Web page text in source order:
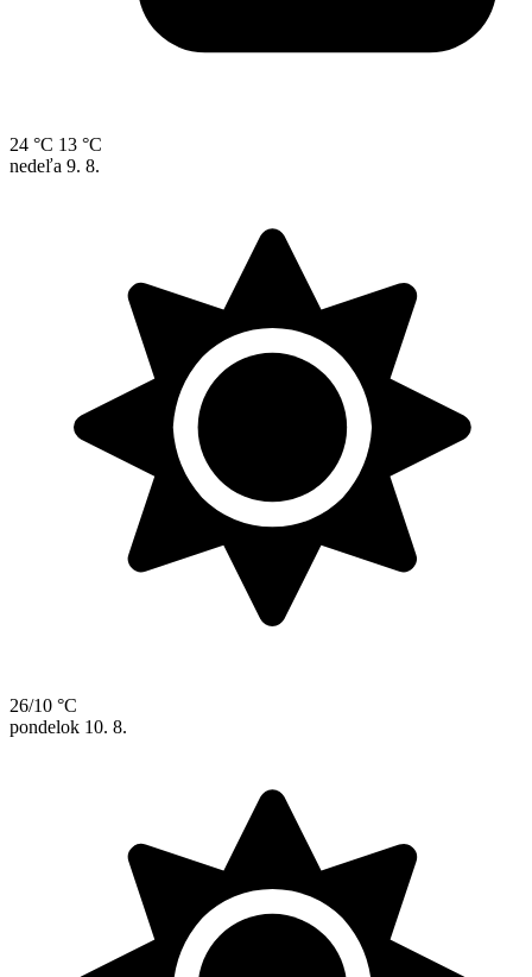
24 °C 13 °C
nedeľa 9. 8.
26/10 °C
pondelok 10. 8.